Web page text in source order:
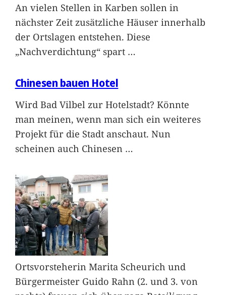
An vielen Stellen in Karben sollen in
nächster Zeit zusätzliche Häuser innerhalb
der Ortslagen entstehen. Diese
„Nachverdichtung“ spart …
Chinesen bauen Hotel
Wird Bad Vilbel zur Hotelstadt? Könnte
man meinen, wenn man sich ein weiteres
Projekt für die Stadt anschaut. Nun
scheinen auch Chinesen …
Ortsvorsteherin Marita Scheurich und
Bürgermeister Guido Rahn (2. und 3. von